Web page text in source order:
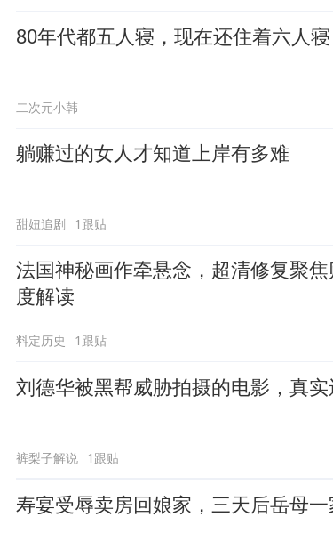
80年代都五人寝，现在还住着六人寝
二次元小韩
躺赚过的女人才知道上岸有多难
甜妞追剧 1跟贴
法国神秘画作牵悬念，超清修复聚
度解读
料定历史 1跟贴
刘德华被黑帮威胁拍摄的电影，真实
裤梨子解说 1跟贴
寿宴受辱卖房回娘家，三天后岳母